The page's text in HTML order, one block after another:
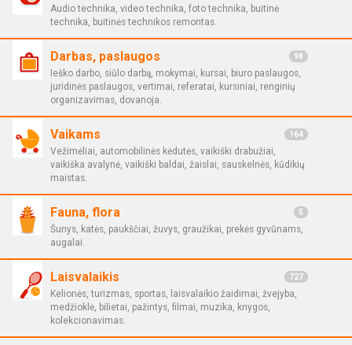
Audio technika, video technika, foto technika, buitinė
technika, buitinės technikos remontas.
Darbas, paslaugos 98
Ieško darbo, siūlo darbą, mokymai, kursai, biuro paslaugos,
juridinės paslaugos, vertimai, referatai, kursiniai, renginių
organizavimas, dovanoja.
Vaikams 164
Vežimėliai, automobilinės kėdutės, vaikiški drabužiai,
vaikiška avalynė, vaikiški baldai, žaislai, sauskelnės, kūdikių
maistas.
Fauna, flora 5
Šunys, katės, paukščiai, žuvys, graužikai, prekės gyvūnams,
augalai.
Laisvalaikis 727
Kelionės, turizmas, sportas, laisvalaikio žaidimai, žvejyba,
medžioklė, bilietai, pažintys, filmai, muzika, knygos,
kolekcionavimas.